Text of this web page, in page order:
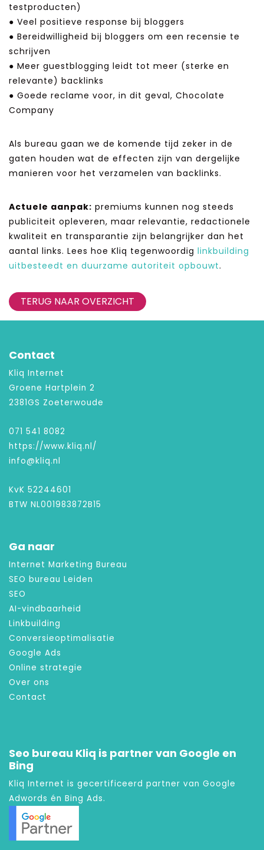
testproducten)
● Veel positieve response bij bloggers
● Bereidwilligheid bij bloggers om een recensie te
schrijven
● Meer guestblogging leidt tot meer (sterke en
relevante) backlinks
● Goede reclame voor, in dit geval, Chocolate
Company
Als bureau gaan we de komende tijd zeker in de
gaten houden wat de effecten zijn van dergelijke
manieren voor het verzamelen van backlinks.
Actuele aanpak: premiums kunnen nog steeds
publiciteit opleveren, maar relevantie, redactionele
kwaliteit en transparantie zijn belangrijker dan het
aantal links. Lees hoe Kliq tegenwoordig linkbuilding
uitbesteedt en duurzame autoriteit opbouwt.
TERUG NAAR OVERZICHT
Contact
Kliq Internet
Groene Hartplein 2
2381GS Zoeterwoude
071 541 8082
https://www.kliq.nl/
info@kliq.nl
KvK 52244601
BTW NL001983872B15
Ga naar
Internet Marketing Bureau
SEO bureau Leiden
SEO
AI-vindbaarheid
Linkbuilding
Conversieoptimalisatie
Google Ads
Online strategie
Over ons
Contact
Seo bureau Kliq is partner van Google en
Bing
Kliq Internet is gecertificeerd partner van Google
Adwords én Bing Ads.